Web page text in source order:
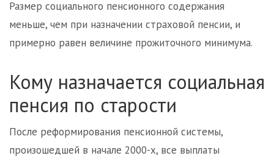
Размер социального пенсионного содержания
меньше, чем при назначении страховой пенсии, и
примерно равен величине прожиточного минимума.
Кому назначается социальная
пенсия по старости
После реформирования пенсионной системы,
произошедшей в начале 2000-х, все выплаты